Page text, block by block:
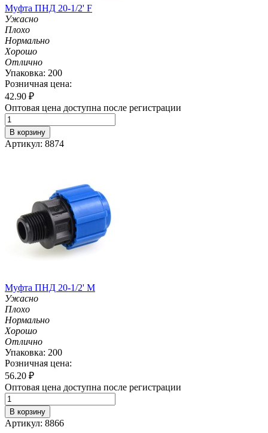
Муфта ПНД 20-1/2' F
Ужасно
Плохо
Нормально
Хорошо
Отлично
Упаковка: 200
Розничная цена:
42.90 ₽
Оптовая цена доступна после регистрации
В корзину
Артикул: 8874
Муфта ПНД 20-1/2' M
Ужасно
Плохо
Нормально
Хорошо
Отлично
Упаковка: 200
Розничная цена:
56.20 ₽
Оптовая цена доступна после регистрации
В корзину
Артикул: 8866